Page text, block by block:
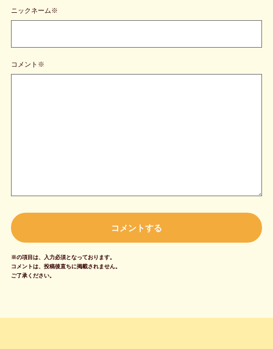
ニックネーム※
コメント※
※の項目は、入力必須となっております。
コメントは、投稿後直ちに掲載されません。
ご了承ください。